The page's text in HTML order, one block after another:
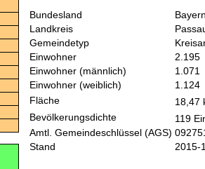
Bundesland
Landkreis
Gemeindetyp
Einwohner
2.195
Einwohner (männlich)
1.071
Einwohner (weiblich)
1.124
Fläche
18,47
Bevölkerungsdichte
119
Amtl. Gemeindeschlüssel (AGS)
Stand
2015-